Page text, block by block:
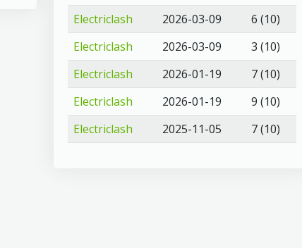
Electriclash
2026-03-09
6 (10)
Electriclash
2026-03-09
3 (10)
Electriclash
2026-01-19
7 (10)
Electriclash
2026-01-19
9 (10)
Electriclash
2025-11-05 7 (10)